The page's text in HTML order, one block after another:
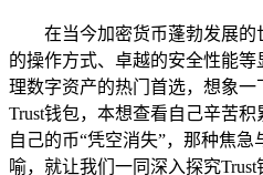
在当今加密货币蓬勃发展的
的操作方式、卓越的安全性能
理数字资产的热门首选，想象
Trust钱包，本想查看自己辛苦
自己的币“凭空消失”，那种焦
喻，就让我们一同深入探究